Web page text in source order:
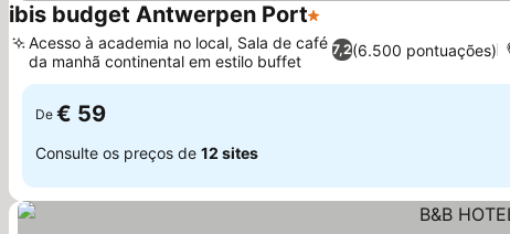
ibis budget Antwerpen Port1 Estrelas
7,2(6.500 pontuações)
Acesso à academia no local, Sala de café
da manhã continental em estilo buffet
De € 59
Consulte os preços de 12 sites